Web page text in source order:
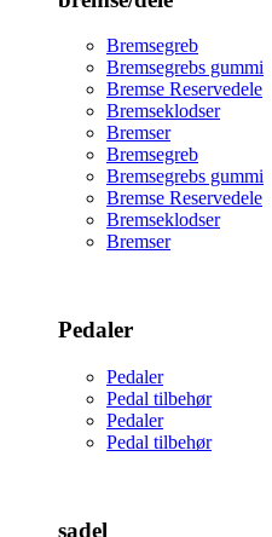
Bremsegreb
Bremsegrebs gummi
Bremse Reservedele
Bremseklodser
Bremser
Bremsegreb
Bremsegrebs gummi
Bremse Reservedele
Bremseklodser
Bremser
Pedaler
Pedaler
Pedal tilbehør
Pedaler
Pedal tilbehør
sadel